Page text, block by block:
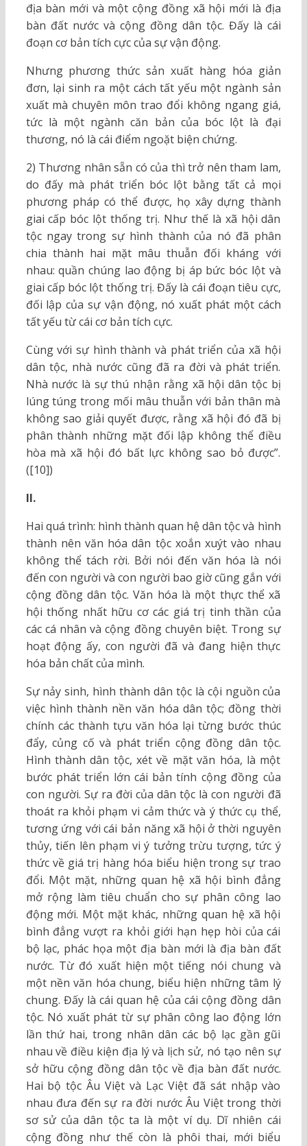
địa bàn mới và một cộng đồng xã hội mới là địa
bàn đất nước và cộng đồng dân tộc. Đấy là cái
đoạn cơ bản tích cực của sự vận động.
Nhưng phương thức sản xuất hàng hóa giản
đơn, lại sinh ra một cách tất yếu một ngành sản
xuất mà chuyên môn trao đổi không ngang giá,
tức là một ngành căn bản của bóc lột là đại
thương, nó là cái điểm ngoặt biện chứng.
2) Thương nhân sẵn có của thì trở nên tham lam,
do đấy mà phát triển bóc lột bằng tất cả mọi
phương pháp có thể được, họ xây dựng thành
giai cấp bóc lột thống trị. Như thế là xã hội dân
tộc ngay trong sự hình thành của nó đã phân
chia thành hai mặt mâu thuẫn đối kháng với
nhau: quần chúng lao động bị áp bức bóc lột và
giai cấp bóc lột thống trị. Đấy là cái đoạn tiêu cực,
đối lập của sự vận động, nó xuất phát một cách
tất yếu từ cái cơ bản tích cực.
Cùng với sự hình thành và phát triển của xã hội
dân tộc, nhà nước cũng đã ra đời và phát triển.
Nhà nước là sự thú nhận rằng xã hội dân tộc bị
lúng túng trong mối mâu thuẫn với bản thân mà
không sao giải quyết được, rằng xã hội đó đã bị
phân thành những mặt đối lập không thể điều
hòa mà xã hội đó bất lực không sao bỏ được”.
([10])
II.
Hai quá trình: hình thành quan hệ dân tộc và hình
thành nên văn hóa dân tộc xoắn xuýt vào nhau
không thể tách rời. Bởi nói đến văn hóa là nói
đến con người và con người bao giờ cũng gắn với
cộng đồng dân tộc. Văn hóa là một thực thể xã
hội thống nhất hữu cơ các giá trị tinh thần của
các cá nhân và cộng đồng chuyên biệt. Trong sự
hoạt động ấy, con người đã và đang hiện thực
hóa bản chất của mình.
Sự nảy sinh, hình thành dân tộc là cội nguồn của
việc hình thành nền văn hóa dân tộc; đồng thời
chính các thành tựu văn hóa lại từng bước thúc
đẩy, củng cố và phát triển cộng đồng dân tộc.
Hình thành dân tộc, xét về mặt văn hóa, là một
bước phát triển lớn cái bản tính cộng đồng của
con người. Sự ra đời của dân tộc là con người đã
thoát ra khỏi phạm vi cảm thức và ý thức cụ thể,
tương ứng với cái bản năng xã hội ở thời nguyên
thủy, tiến lên phạm vi ý tưởng trừu tượng, tức ý
thức về giá trị hàng hóa biểu hiện trong sự trao
đổi. Một mặt, những quan hệ xã hội bình đẳng
mở rộng làm tiêu chuẩn cho sự phân công lao
động mới. Một mặt khác, những quan hệ xã hội
bình đẳng vượt ra khỏi giới hạn hẹp hòi của cái
bộ lạc, phác họa một địa bàn mới là địa bàn đất
nước. Từ đó xuất hiện một tiếng nói chung và
một nền văn hóa chung, biểu hiện những tâm lý
chung. Đấy là cái quan hệ của cái cộng đồng dân
tộc. Nó xuất phát từ sự phân công lao động lớn
lần thứ hai, trong nhân dân các bộ lạc gần gũi
nhau về điều kiện địa lý và lịch sử, nó tạo nên sự
sở hữu cộng đồng dân tộc về địa bàn đất nước.
Hai bộ tộc Âu Việt và Lạc Việt đã sát nhập vào
nhau đưa đến sự ra đời nước Âu Việt trong thời
sơ sử của dân tộc ta là một ví dụ. Dĩ nhiên cái
cộng đồng như thế còn là phôi thai, mới biểu